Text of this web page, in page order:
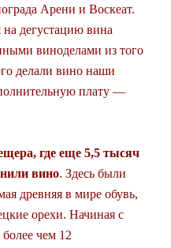
Арени и Воскеат.
дегустацию вина
виноделами из того
делали вино наши
плату —
где еще 5,5 тысяч
вино. Здесь были
древняя в мире обувь,
орехи. Начиная с
более чем 12